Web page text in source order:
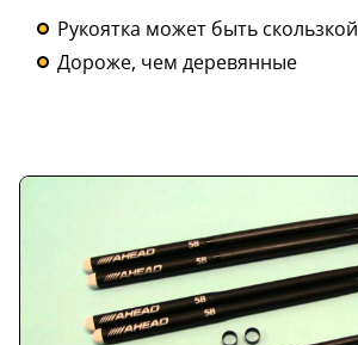
Рукоятка может быть скользкой
Дороже, чем деревянные